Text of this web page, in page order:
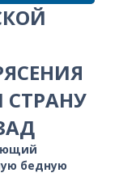
бедную